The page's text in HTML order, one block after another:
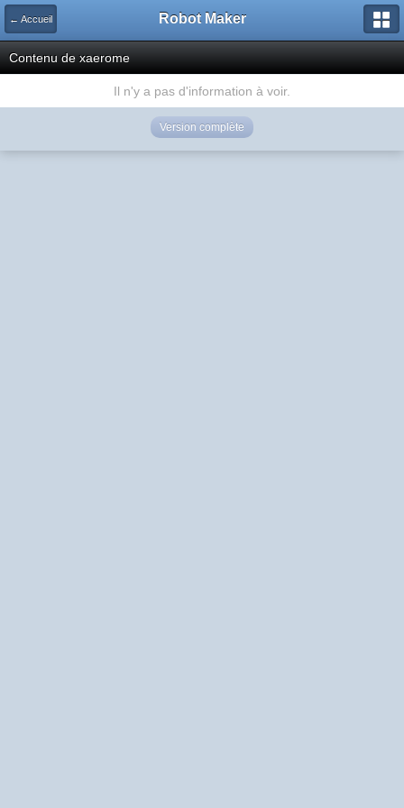
← Accueil Robot Maker
Contenu de xaerome
Il n'y a pas d'information à voir.
Version complète